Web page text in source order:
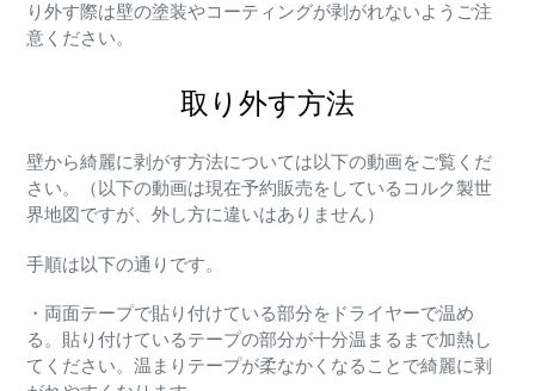
り外す際は壁の塗装やコーティングが剥がれないようご注
意ください。
取り外す方法
壁から綺麗に剥がす方法については以下の動画をご覧くだ
さい。（以下の動画は現在予約販売をしているコルク製世
界地図ですが、外し方に違いはありません）
手順は以下の通りです。
・両面テープで貼り付けている部分をドライヤーで温め
る。貼り付けているテープの部分が十分温まるまで加熱し
てください。温まりテープが柔なかくなることで綺麗に剥